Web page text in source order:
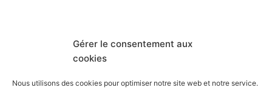
Gérer le consentement aux
cookies
Nous utilisons des cookies pour optimiser notre site web et notre service.
THCONSTRUCTION